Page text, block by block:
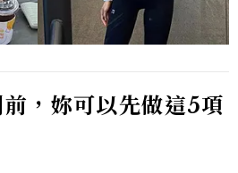
，妳可以先做這5項